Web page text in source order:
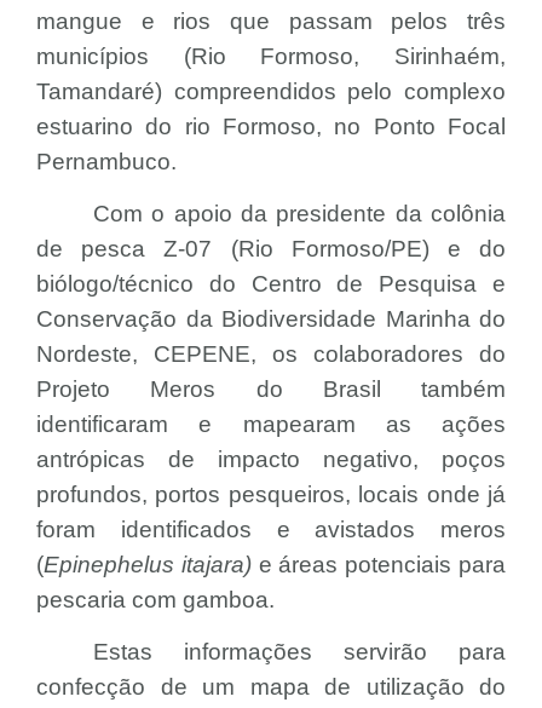
mangue e rios que passam pelos três
municípios (Rio Formoso, Sirinhaém,
Tamandaré) compreendidos pelo complexo
estuarino do rio Formoso, no Ponto Focal
Pernambuco.
Com o apoio da presidente da colônia
de pesca Z-07 (Rio Formoso/PE) e do
biólogo/técnico do Centro de Pesquisa e
Conservação da Biodiversidade Marinha do
Nordeste, CEPENE, os colaboradores do
Projeto Meros do Brasil também
identificaram e mapearam as ações
antrópicas de impacto negativo, poços
profundos, portos pesqueiros, locais onde já
foram identificados e avistados meros
(Epinephelus itajara)e áreas potenciais para
pescaria com gamboa.
Estas informações servirão para
confecção de um mapa de utilização do